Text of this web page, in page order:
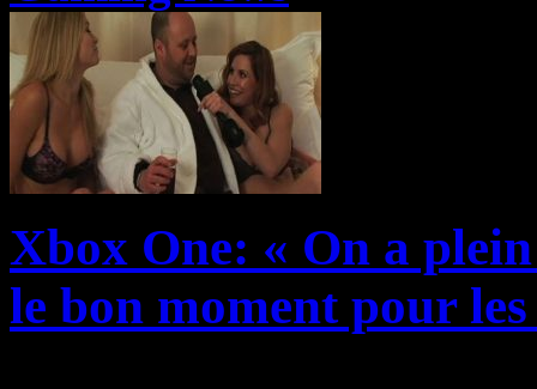
Xbox One: « On a
le bon moment pour